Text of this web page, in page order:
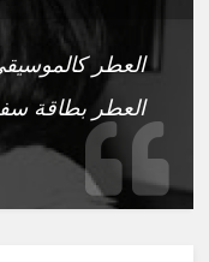
العطر
العطر بطاقة